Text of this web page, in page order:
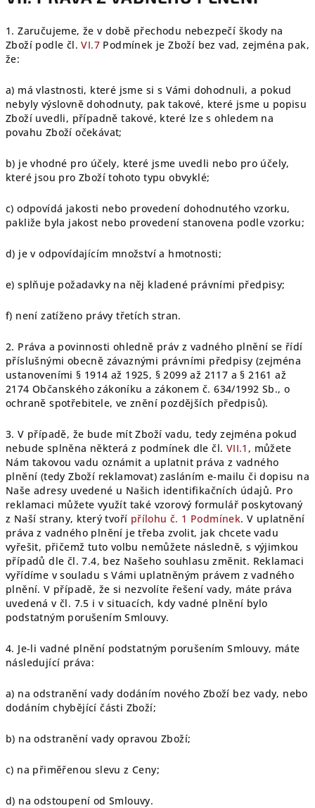
1.Zaručujeme, že v době přechodu nebezpečí škody na
Zboží podle čl.VI.7 Podmínek je Zboží bez vad, zejména pak,
že:
a) má vlastnosti, které jsme si s Vámi dohodnuli, a pokud
nebyly výslovně dohodnuty, pak takové, které jsme u popisu
Zboží uvedli, případně takové, které lze s ohledem na
povahu Zboží očekávat;
b) je vhodné pro účely, které jsme uvedli nebo pro účely,
které jsou pro Zboží tohoto typu obvyklé;
c) odpovídá jakosti nebo provedení dohodnutého vzorku,
pakliže byla jakost nebo provedení stanovena podle vzorku;
d) je v odpovídajícím množství a hmotnosti;
e) splňuje požadavky na něj kladené právními předpisy;
f) není zatíženo právy třetích stran.
2. Práva a povinnosti ohledně práv z vadného plnění se řídí
příslušnými obecně závaznými právními předpisy (zejména
ustanoveními § 1914 až 1925, § 2099 až 2117 a § 2161 až
2174 Občanského zákoníku a zákonem č. 634/1992 Sb., o
ochraně spotřebitele, ve znění pozdějších předpisů).
3. V případě, že bude mít Zboží vadu, tedy zejména pokud
nebude splněna některá z podmínek dle čl. VII.1 , můžete
Nám takovou vadu oznámit a uplatnit práva z vadného
plnění (tedy Zboží reklamovat) zasláním e-mailu či dopisu na
Naše adresy uvedené u Našich identifikačních údajů. Pro
reklamaci můžete využít také vzorový formulář poskytovaný
z Naší strany, který tvoří přílohu č. 1 Podmínek. V uplatnění
práva z vadného plnění je třeba zvolit, jak chcete vadu
vyřešit, přičemž tuto volbu nemůžete následně, s výjimkou
případů dle čl. 7.4, bez Našeho souhlasu změnit. Reklamaci
vyřídíme v souladu s Vámi uplatněným právem z vadného
plnění. V případě, že si nezvolíte řešení vady, máte práva
uvedená v čl. 7.5 i v situacích, kdy vadné plnění bylo
podstatným porušením Smlouvy.
4. Je-li vadné plnění podstatným porušením Smlouvy, máte
následující práva:
a) na odstranění vady dodáním nového Zboží bez vady, nebo
dodáním chybějící části Zboží;
b) na odstranění vady opravou Zboží;
c) na přiměřenou slevu z Ceny;
d) na odstoupení od Smlouvy.